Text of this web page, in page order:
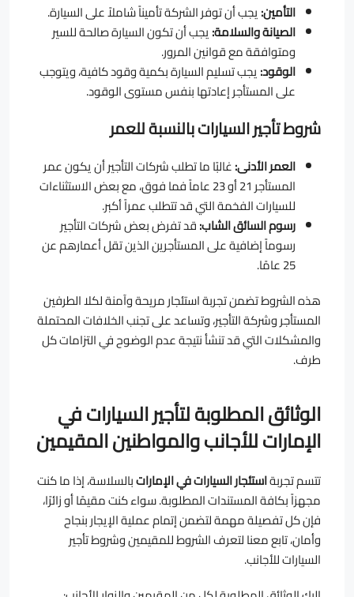
التأمين:يجب أن توفر الشركة تأميناً شاملاً على السيارة.
الصيانة والسلامة:يجب أن تكون السيارة صالحة للسير
ومتوافقة مع قوانين المرور.
الوقود:يجب تسليم السيارة بكمية وقود كافية، ويتوجب
على المستأجر إعادتها بنفس مستوى الوقود.
شروط تأجير السيارات بالنسبة للعمر
العمر الأدنى:غالبًا ما تطلب شركات التأجير أن يكون عمر
المستأجر 21 أو 23 عاماً فما فوق، مع بعض الاستثناءات
للسيارات الفخمة التي قد تتطلب عمراً أكبر.
رسوم السائق الشاب:قد تفرض بعض شركات التأجير
رسوماً إضافية على المستأجرين الذين تقل أعمارهم عن
25 عامًا.
هذه الشروط تضمن تجربة استئجار مريحة وآمنة لكلا الطرفين
المستأجر وشركة التأجير، وتساعد على تجنب الخلافات المحتملة
والمشكلات التي قد تنشأ نتيجة عدم الوضوح في التزامات كل
طرف.
الوثائق المطلوبة لتأجير السيارات في
الإمارات للأجانب والمواطنين المقيمين
تتسم تجربةاستئجار السيارات في الإماراتبالسلاسة، إذا ما كنت
مجهزاً بكافة المستندات المطلوبة. سواء كنت مقيمًا أو زائرًا،
فإن كل تفصيلة مهمة لتضمن إتمام عملية الإيجار بنجاح
وأمان، تابع معنا لتعرف الشروط للمقيمين وشروط تأجير
السيارات للأجانب.